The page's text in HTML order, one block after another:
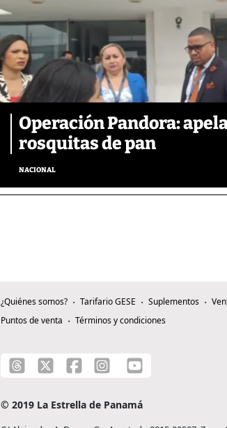
Operación Pandora:
rosquitas de pan
NACIONAL
¿Quiénes somos? Tarifario GESE Suplementos
Puntos de venta
Términos y condiciones
© 2019 La Estrella de Panamá